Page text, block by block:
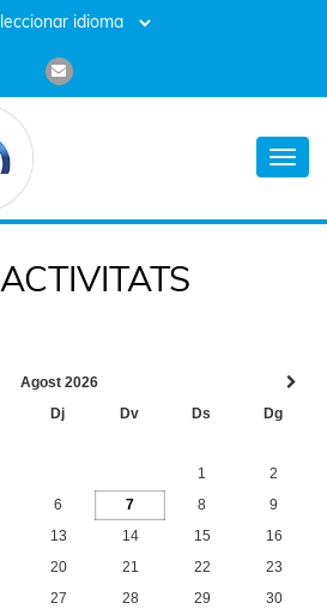
Agost 2026
Dj Dv Ds Dg
1
2
6 7 8
9
13 14 15
16
20 21 22
23
27 28 29
30